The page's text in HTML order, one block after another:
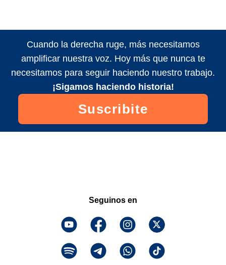
Cuando la derecha ruge, más necesitamos
amplificar nuestra voz. Hoy más que nunca te
necesitamos para seguir haciendo nuestro trabajo.
¡Sigamos haciendo historia!
Suscribite
Seguinos en